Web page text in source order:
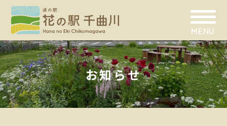
MENU
お知らせ